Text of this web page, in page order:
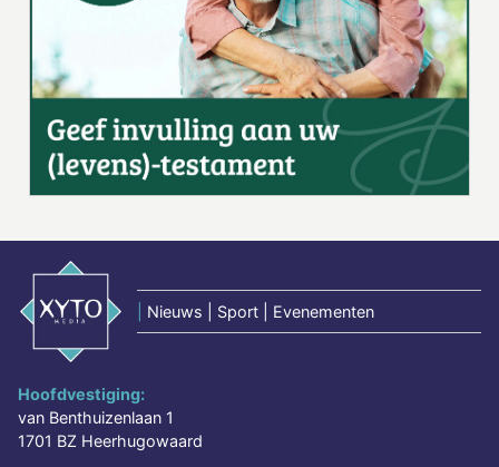
Nieuws | Sport | Evenementen
Hoofdvestiging:
van Benthuizenlaan 1
1701 BZ Heerhugowaard